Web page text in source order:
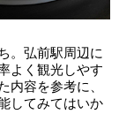
。弘前駅周辺に
よく観光しやす
内容を参考に、
してみてはいか